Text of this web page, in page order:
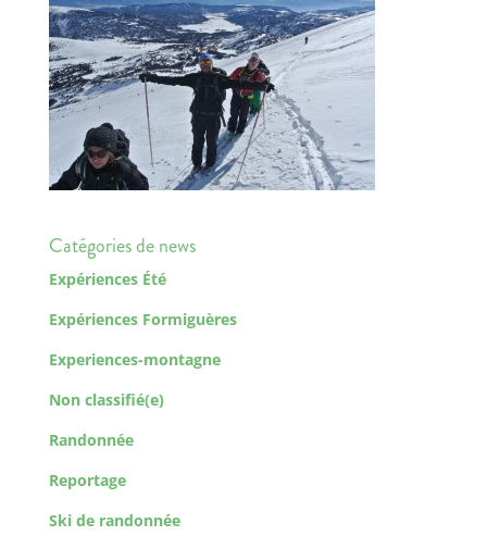
Catégories de news
Expériences Été
Expériences Formiguères
Experiences-montagne
Non classifié(e)
Randonnée
Reportage
Ski de randonnée